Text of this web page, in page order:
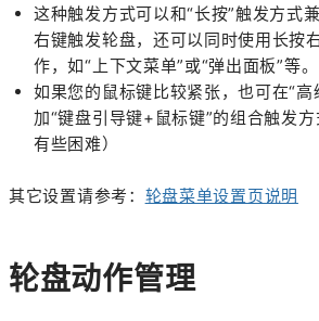
这种触发方式可以和“长按”触发方式
右键触发轮盘，还可以同时使用长按
作，如“上下文菜单”或“弹出面板”等。
如果您的鼠标键比较紧张，也可在“
加“键盘引导键+鼠标键”的组合触发
有些困难）
其它设置请参考： 轮盘菜单设置页说明
轮盘动作管理